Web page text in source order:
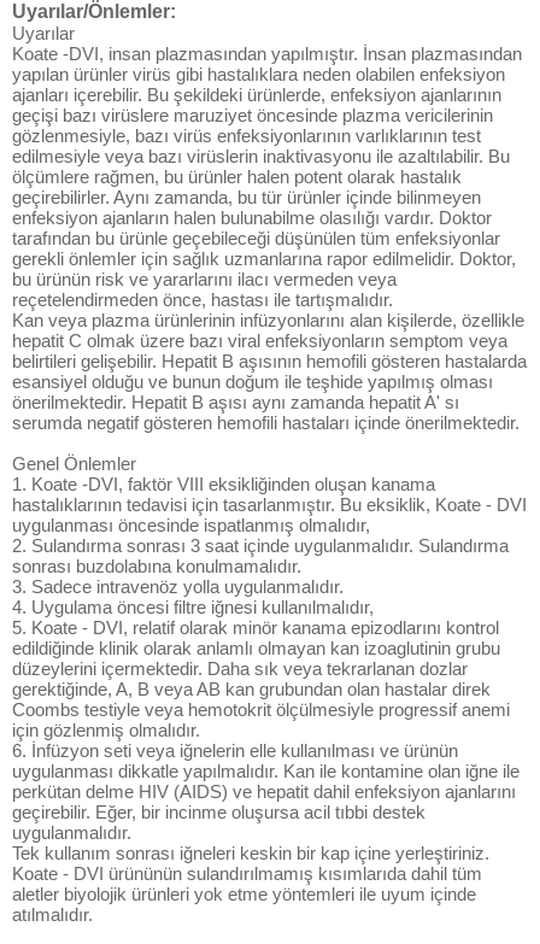
Uyarılar/Önlemler:
Uyarılar
Koate -DVI, insan plazmasından yapılmıştır. İnsan plazmasından
yapılan ürünler virüs gibi hastalıklara neden olabilen enfeksiyon
ajanları içerebilir. Bu şekildeki ürünlerde, enfeksiyon ajanlarının
geçişi bazı virüslere maruziyet öncesinde plazma vericilerinin
gözlenmesiyle, bazı virüs enfeksiyonlarının varlıklarının test
edilmesiyle veya bazı virüslerin inaktivasyonu ile azaltılabilir. Bu
ölçümlere rağmen, bu ürünler halen potent olarak hastalık
geçirebilirler. Aynı zamanda, bu tür ürünler içinde bilinmeyen
enfeksiyon ajanların halen bulunabilme olasılığı vardır. Doktor
tarafından bu ürünle geçebileceği düşünülen tüm enfeksiyonlar
gerekli önlemler için sağlık uzmanlarına rapor edilmelidir. Doktor,
bu ürünün risk ve yararlarını ilacı vermeden veya
reçetelendirmeden önce, hastası ile tartışmalıdır.
Kan veya plazma ürünlerinin infüzyonlarını alan kişilerde, özellikle
hepatit C olmak üzere bazı viral enfeksiyonların semptom veya
belirtileri gelişebilir. Hepatit B aşısının hemofili gösteren hastalarda
esansiyel olduğu ve bunun doğum ile teşhide yapılmış olması
önerilmektedir. Hepatit B aşısı aynı zamanda hepatit A' sı
serumda negatif gösteren hemofili hastaları içinde önerilmektedir.
Genel Önlemler
1. Koate -DVI, faktör VIII eksikliğinden oluşan kanama
hastalıklarının tedavisi için tasarlanmıştır. Bu eksiklik, Koate - DVI
uygulanması öncesinde ispatlanmış olmalıdır,
2. Sulandırma sonrası 3 saat içinde uygulanmalıdır. Sulandırma
sonrası buzdolabına konulmamalıdır.
3. Sadece intravenöz yolla uygulanmalıdır.
4. Uygulama öncesi filtre iğnesi kullanılmalıdır,
5. Koate - DVI, relatif olarak minör kanama epizodlarını kontrol
edildiğinde klinik olarak anlamlı olmayan kan izoaglutinin grubu
düzeylerini içermektedir. Daha sık veya tekrarlanan dozlar
gerektiğinde, A, B veya AB kan grubundan olan hastalar direk
Coombs testiyle veya hemotokrit ölçülmesiyle progressif anemi
için gözlenmiş olmalıdır.
6. İnfüzyon seti veya iğnelerin elle kullanılması ve ürünün
uygulanması dikkatle yapılmalıdır. Kan ile kontamine olan iğne ile
perkütan delme HIV (AIDS) ve hepatit dahil enfeksiyon ajanlarını
geçirebilir. Eğer, bir incinme oluşursa acil tıbbi destek
uygulanmalıdır.
Tek kullanım sonrası iğneleri keskin bir kap içine yerleştiriniz.
Koate - DVI ürününün sulandırılmamış kısımlarıda dahil tüm
aletler biyolojik ürünleri yok etme yöntemleri ile uyum içinde
atılmalıdır.